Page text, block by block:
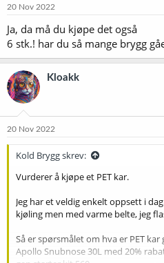
e
:
20 Nov 2022
Ja, da må du kjøpe det også
6 stk.! har du så mange brygg
Kloakk
20 Nov 2022
Kold Brygg skrev:
Vurderer å kjøpe et PET kar.
Jeg har et veldig enkelt oppsett i
kjøling men med varme belte, jeg
Så er spørsmålet om hva er PET
Apollo Snubnose 30L med 20%